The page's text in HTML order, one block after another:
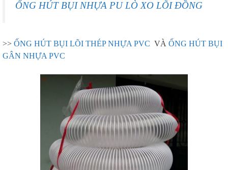
ỐNG HÚT BỤI NHỰA PU LÒ XO LÕI ĐỒNG
>> ỐNG HÚT BỤI LÕI THÉP NHỰA PVC VÀ ỐNG HÚT BỤI
GÂN NHỰA PVC